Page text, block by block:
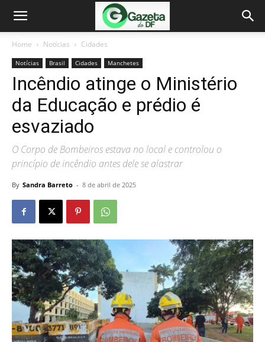
Home Notícias Cidades
Notícias Brasil Cidades Manchetes
Incêndio atinge o Ministério
da Educação e prédio é
esvaziado
O Corpo de Bombeiros estava no local e controlou o
princípio de incêndio antes dele se alastrar
By Sandra Barreto - 8 de abril de 2025